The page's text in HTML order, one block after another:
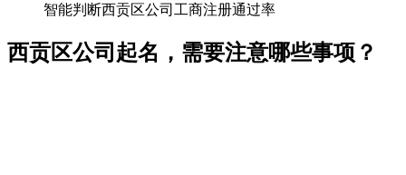
智能判断西贡区公司工商注册通过率
西贡区公司起名，需要注意哪些事项？